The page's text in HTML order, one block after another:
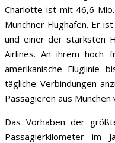
Charlotte ist mit 46,6
Münchner Flughafen. Er
und einer der stärksten
Airlines. An ihrem hoch
amerikanische Fluglinie
tägliche Verbindungen
Passagieren aus
Das Vorhaben der
Passagierkilometer im